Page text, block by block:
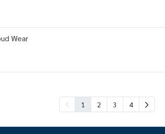
Wear
1 2 3 4